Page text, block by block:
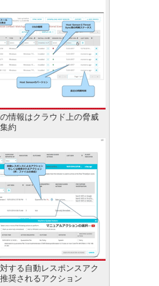
情報はクラウド上の脅威
約
する自動レスポンスアク
奨されるアクション